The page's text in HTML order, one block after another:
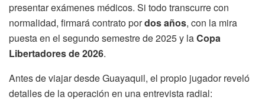
presentar exámenes médicos. Si todo transcurre con
normalidad, firmará contrato pordos años, con la mira
puesta en el segundo semestre de 2025 y laCopa
Libertadores de 2026.
Antes de viajar desde Guayaquil, el propio jugador reveló
detalles de la operación en una entrevista radial: